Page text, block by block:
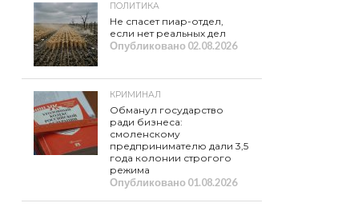
ПОЛИТИКА
Не спасет пиар-отдел,
если нет реальных дел
Опубликовано02.08.2026
КРИМИНАЛ
Обманул государство
ради бизнеса:
смоленскому
предпринимателю дали 3,5
года колонии строгого
режима
Опубликовано01.08.2026